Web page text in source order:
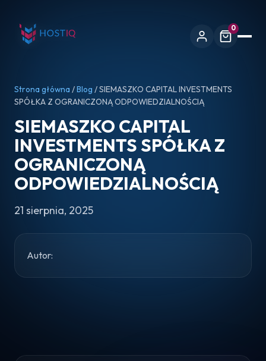
0
Strona główna /Blog / SIEMASZKO CAPITAL INVESTMENTS
SPÓŁKA Z OGRANICZONĄ ODPOWIEDZIALNOŚCIĄ
SIEMASZKO CAPITAL
INVESTMENTS SPÓŁKA Z
OGRANICZONĄ
ODPOWIEDZIALNOŚCIĄ
21 sierpnia, 2025
Autor: